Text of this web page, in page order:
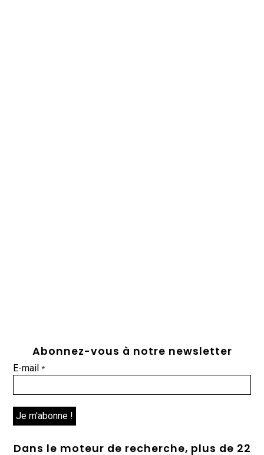
Abonnez-vous à notre newsletter
E-mail*
Dans le moteur de recherche, plus de 22